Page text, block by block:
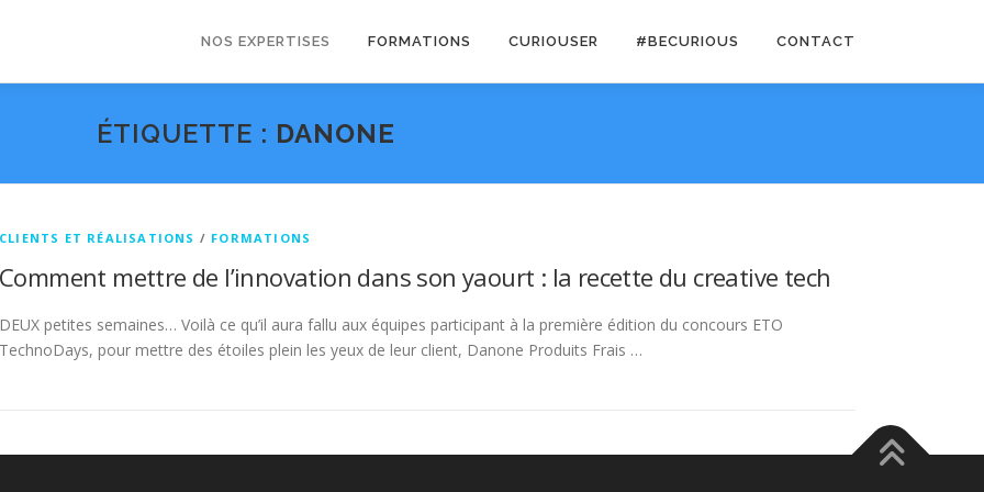
NOS EXPERTISES FORMATIONS CURIOUSER #BECURIOUS CONTACT
ÉTIQUETTE : DANONE
CLIENTS ET RÉALISATIONS / FORMATIONS
Comment mettre de l’innovation dans son yaourt : la recette du creative tech
DEUX petites semaines… Voilà ce qu’il aura fallu aux équipes participant à la première édition du concours ETO
TechnoDays, pour mettre des étoiles plein les yeux de leur client, Danone Produits Frais …